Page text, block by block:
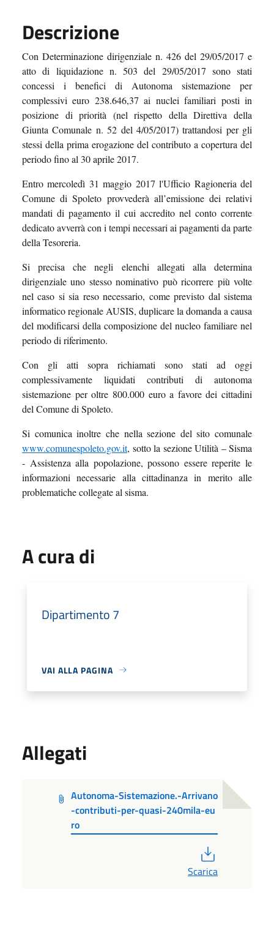
Descrizione
Con Determinazione dirigenziale n. 426 del 29/05/2017 e
atto di liquidazione n. 503 del 29/05/2017 sono stati
concessi i benefici di Autonoma sistemazione per
complessivi euro 238.646,37 ai nuclei familiari posti in
posizione di priorità (nel rispetto della Direttiva della
Giunta Comunale n. 52 del 4/05/2017) trattandosi per gli
stessi della prima erogazione del contributo a copertura del
periodo fino al 30 aprile 2017.
Entro mercoledì 31 maggio 2017 l'Ufficio Ragioneria del
Comune di Spoleto provvederà all’emissione dei relativi
mandati di pagamento il cui accredito nel conto corrente
dedicato avverrà con i tempi necessari ai pagamenti da parte
della Tesoreria.
Si precisa che negli elenchi allegati alla determina
dirigenziale uno stesso nominativo può ricorrere più volte
nel caso si sia reso necessario, come previsto dal sistema
informatico regionale AUSIS, duplicare la domanda a causa
del modificarsi della composizione del nucleo familiare nel
periodo di riferimento.
Con gli atti sopra richiamati sono stati ad oggi
complessivamente liquidati contributi di autonoma
sistemazione per oltre 800.000 euro a favore dei cittadini
del Comune di Spoleto.
Si comunica inoltre che nella sezione del sito comunale
www.comunespoleto.gov.it, sotto la sezione Utilità – Sisma
- Assistenza alla popolazione, possono essere reperite le
informazioni necessarie alla cittadinanza in merito alle
problematiche collegate al sisma.
A cura di
Dipartimento 7
VAI ALLA PAGINA
Allegati
Autonoma-Sistemazione.-Arrivano
-contributi-per-quasi-240mila-eu
ro
Scarica